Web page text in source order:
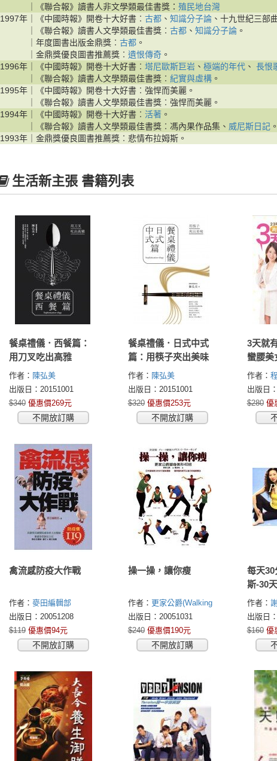
《聯合報》讀書人非文學類最佳書獎： 殖民地台灣
1997年｜
《中國時報》開卷十大好書︰ 古都、 知識分子論、十九世紀三部
《聯合報》讀書人文學類最佳書獎︰ 古都、 知識分子論。
年度圖書出版金鼎獎︰ 古都。
金鼎獎優良圖書推薦獎︰ 遺恨傳奇。
1996年｜
《中國時報》開卷十大好書︰ 塔尼歐斯巨岩、 極端的年代、 長恨
《聯合報》讀書人文學類最佳書獎︰ 紀實與虛構。
1995年｜
《中國時報》開卷十大好書︰強悍而美麗。
《聯合報》讀書人文學類最佳書獎︰強悍而美麗。
1994年｜
《中國時報》開卷十大好書︰ 活著。
《聯合報》讀書人文學類最佳書獎︰馮內果作品集、 威尼斯日記 。
1993年｜ 金鼎獎優良圖書推薦獎︰悲情布拉姆斯。
生活新主張 書籍列表
餐桌禮儀．西餐篇：
用刀叉吃出高雅
作者： 陳弘美
出版日：20151001
$340 優惠價269元
不開放訂購
餐桌禮儀．日式中式
篇：用筷子夾出美味
作者： 陳弘美
出版日：20151001
$320 優惠價253元
不開放訂購
3天就
蠻腰美
肚子、
果汁：
不費力
果汁
的凹
作者：
出版日
$280 優
禽流感防疫大作戰
作者： 麥田編輯部
出版日：20051208
$119 優惠價94元
不開放訂購
操一操，讓你瘦
作者： 更家公爵(Walking
Doctor)
出版日：20051031
$240 優惠價190元
不開放訂購
每天30
斯-30
作者：
出版日
$160 優